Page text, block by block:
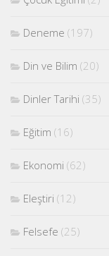
Deneme (197)
Din ve Bilim (20)
Dinler Tarihi (35)
Eğitim (16)
Ekonomi (62)
Eleştiri (12)
Felsefe (25)